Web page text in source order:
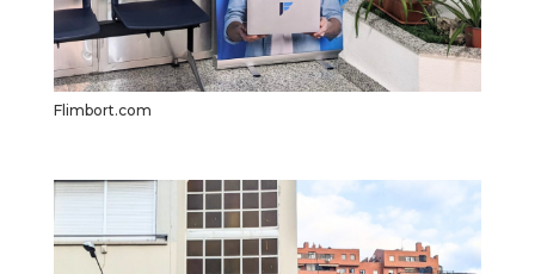
Flimbort.com